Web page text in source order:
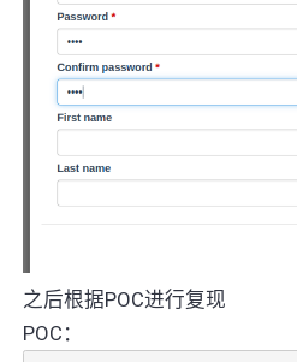
之后根据POC进行复现
POC：